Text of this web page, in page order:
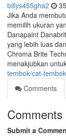
billys455gha2
Jika Anda
memilih ukuran
Danapaint
yang lebih luas
Chroma Brite
menakjubkan
tembok/cat-
Comments
Comments
Submit a